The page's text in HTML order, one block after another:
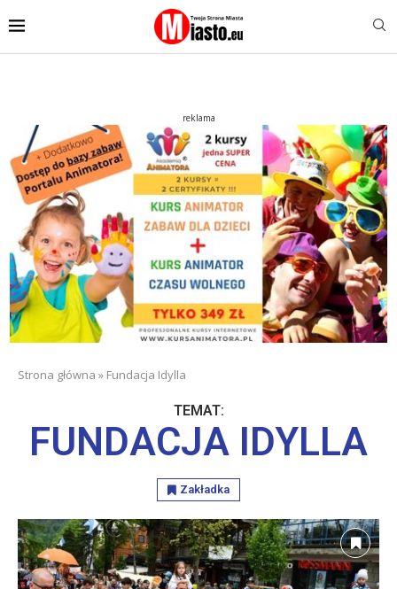
reklama
Strona główna » Fundacja Idylla
TEMAT:
FUNDACJA IDYLLA
Zakładka